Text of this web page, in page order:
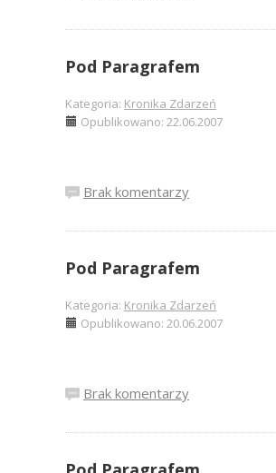
Pod Paragrafem
Kategoria: Kronika Zdarzeń
Opublikowano: 22.06.2007
Brak komentarzy
Pod Paragrafem
Kategoria: Kronika Zdarzeń
Opublikowano: 20.06.2007
Brak komentarzy